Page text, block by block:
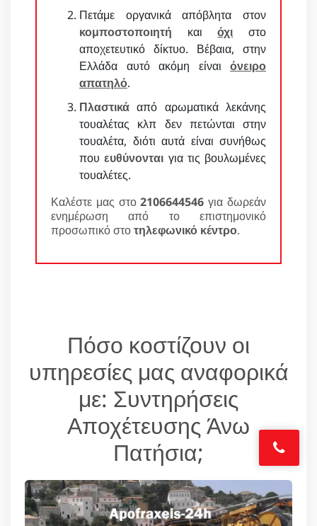
Πετάμε οργανικά απόβλητα στον
κομποστοποιητή καιόχι στο
αποχετευτικό δίκτυο. Βέβαια, στην
Ελλάδα αυτό ακόμη είναι όνειρο
απατηλό.
Πλαστικά από αρωματικά λεκάνης
τουαλέτας κλπ δεν πετώνται στην
τουαλέτα, διότι αυτά είναι συνήθως
πουευθύνονται για τις βουλωμένες
τουαλέτες.
Καλέστε μας στο2106644546 για δωρεάν
ενημέρωση από το επιστημονικό
προσωπικό στοτηλεφωνικό κέντρο.
Πόσο κοστίζουν οι
υπηρεσίες μας αναφορικά
με: Συντηρήσεις
Αποχέτευσης Άνω
Πατήσια;